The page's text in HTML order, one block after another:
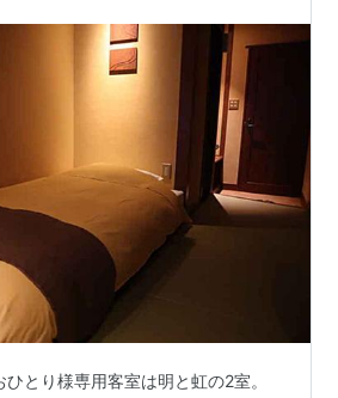
とり様専用客室は明と虹の2室。